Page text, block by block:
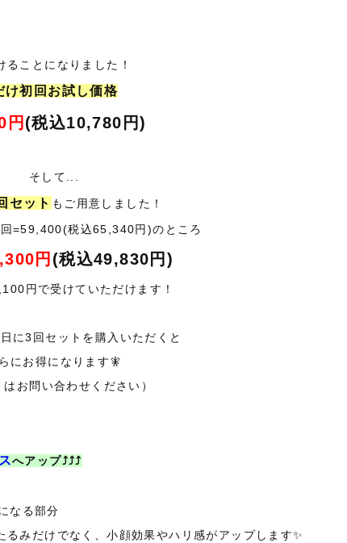
ることになりました！
け初回お試し価格
円 (税込10,780円)
そして...
セット もご用意しました！
=59,400(税込65,340円)のところ
円 (税込49,830円)
円で受けていただけます！
に3回セットを購入いただくと
にお得になります🧚
はお問い合わせください）
へアップ⤴⤴⤴
なる部分
みだけでなく、小顔効果やハリ感がアップします✨